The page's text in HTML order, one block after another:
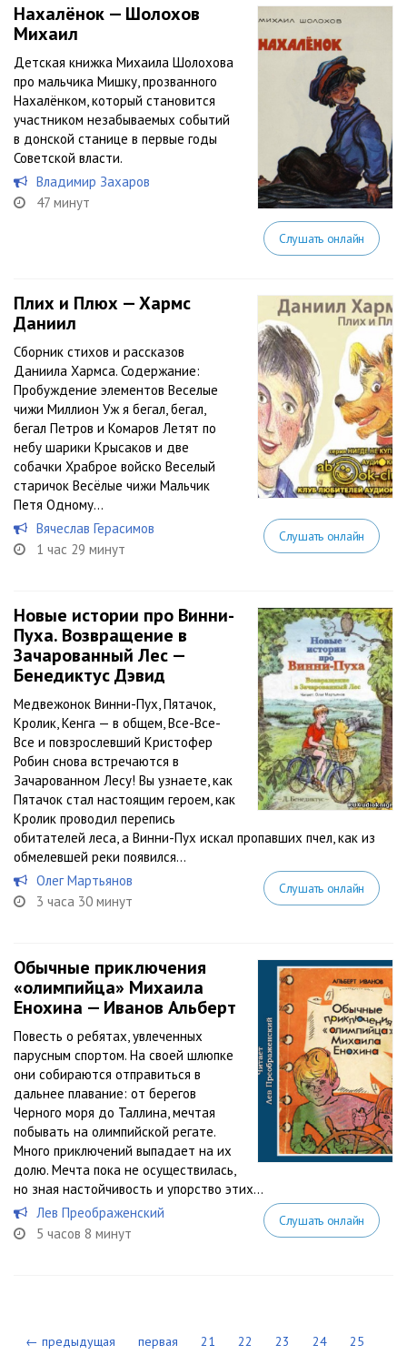
Нахалёнок — Шолохов
Михаил
Детская книжка Михаила Шолохова
про мальчика Мишку, прозванного
Нахалёнком, который становится
участником незабываемых событий
в донской станице в первые годы
Советской власти.
Владимир Захаров
47 минут
Слушать онлайн
Плих и Плюх — Хармс
Даниил
Сборник стихов и рассказов
Даниила Хармса. Содержание:
Пробуждение элементов Веселые
чижи Миллион Уж я бегал, бегал,
бегал Петров и Комаров Летят по
небу шарики Крысаков и две
собачки Храброе войско Веселый
старичок Весёлые чижи Мальчик
Петя Одному...
Вячеслав Герасимов
1 час 29 минут
Слушать онлайн
Новые истории про Винни-
Пуха. Возвращение в
Зачарованный Лес —
Бенедиктус Дэвид
Медвежонок Винни-Пух, Пятачок,
Кролик, Кенга — в общем, Все-Все-
Все и повзрослевший Кристофер
Робин снова встречаются в
Зачарованном Лесу! Вы узнаете, как
Пятачок стал настоящим героем, как
Кролик проводил перепись
обитателей леса, а Винни-Пух искал пропавших пчел, как из
обмелевшей реки появился...
Олег Мартьянов
3 часа 30 минут
Слушать онлайн
Обычные приключения
«олимпийца» Михаила
Енохина — Иванов Альберт
Повесть о ребятах, увлеченных
парусным спортом. На своей шлюпке
они собираются отправиться в
дальнее плавание: от берегов
Черного моря до Таллина, мечтая
побывать на олимпийской регате.
Много приключений выпадает на их
долю. Мечта пока не осуществилась,
но зная настойчивость и упорство этих...
Лев Преображенский
5 часов 8 минут
Слушать онлайн
← предыдущая первая 21 22 23 24 25